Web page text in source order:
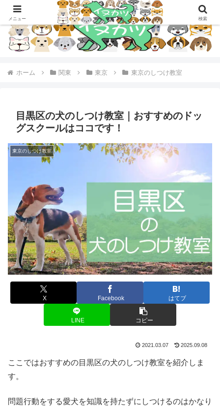
ホーム 関東 東京 東京のしつけ教室
目黒区の犬のしつけ教室｜おすすめのドッ
グスクールはココです！
東京のしつけ教室
X Facebook はてブ
LINE コピー
2021.03.07 2025.09.08
ここではおすすめの目黒区の犬のしつけ教室を紹介しま
す。
問題行動をする愛犬を知識を持たずにしつけるのはかなり
メニュー 検索